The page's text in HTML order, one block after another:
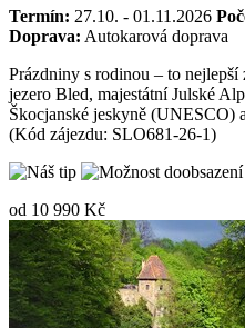
Termín: 27.10. - 01.11.2026
Doprava: Autokarová doprava
Prázdniny s rodinou – to
jezero Bled, majestátní Julské
Škocjanské jeskyně
(Kód zájezdu: SLO681-26-1)
od 10 990 Kč